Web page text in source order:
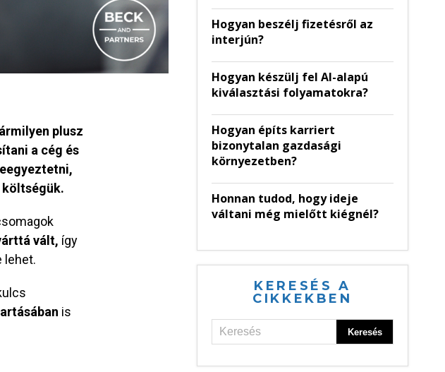
plusz
a cég és
költségük.
vált, így
lehet.
is
Hogyan beszélj fizetésről az
interjún?
Hogyan készülj fel AI-alapú
kiválasztási folyamatokra?
Hogyan építs karriert
bizonytalan gazdasági
környezetben?
Honnan tudod, hogy ideje
váltani még mielőtt kiégnél?
KERESÉS A
CIKKEKBEN